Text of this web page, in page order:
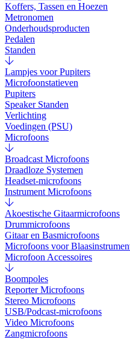
Koffers, Tassen en Hoezen
Metronomen
Onderhoudsproducten
Pedalen
Standen
Lampjes voor Pupiters
Microfoonstatieven
Pupiters
Speaker Standen
Verlichting
Voedingen (PSU)
Microfoons
Broadcast Microfoons
Draadloze Systemen
Headset-microfoons
Instrument Microfoons
Akoestische Gitaarmicrofoons
Drummicrofoons
Gitaar en Basmicrofoons
Microfoons voor
Microfoon Accessoires
Boompoles
Reporter Microfoons
Stereo Microfoons
USB/Podcast-microfoons
Video Microfoons
Zangmicrofoons